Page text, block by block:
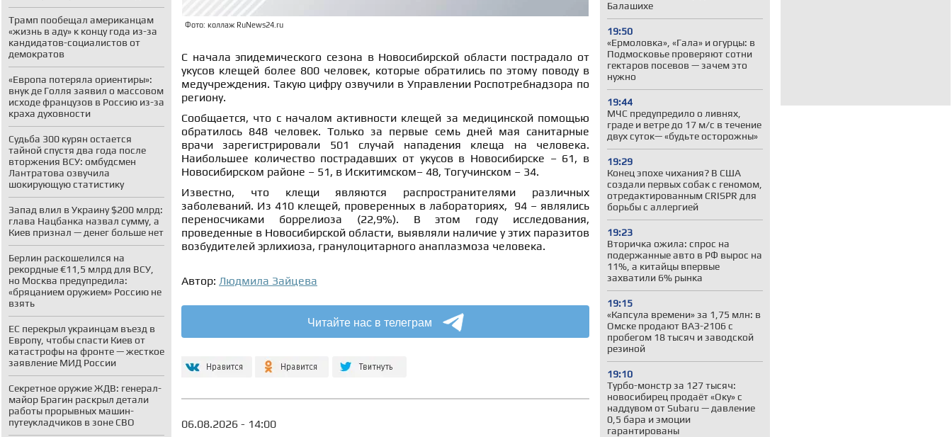
Трамп пообещал американцам
«жизнь в аду» к концу года из-за
кандидатов-социалистов от
демократов
«Европа потеряла ориентиры»:
внук де Голля заявил о массовом
исходе французов в Россию из-за
краха духовности
Судьба 300 курян остается
тайной спустя два года после
вторжения ВСУ: омбудсмен
Лантратова озвучила
шокирующую статистику
Запад влил в Украину $200 млрд:
глава Нацбанка назвал сумму, а
Киев признал — денег больше нет
Берлин раскошелился на
рекордные €11,5 млрд для ВСУ,
но Москва предупредила:
«бряцанием оружием» Россию не
взять
ЕС перекрыл украинцам въезд в
Европу, чтобы спасти Киев от
катастрофы на фронте — жесткое
заявление МИД России
Секретное оружие ЖДВ: генерал-
майор Брагин раскрыл детали
работы прорывных машин-
путеукладчиков в зоне СВО
Балашихе
19:50
«Ермоловка», «Гала» и огурцы: в
Подмосковье проверяют сотни
гектаров посевов — зачем это
нужно
19:44
МЧС предупредило о ливнях,
граде и ветре до 17 м/с в течение
двух суток— «будьте осторожны»
19:29
Конец эпохе чихания? В США
создали первых собак с геномом,
отредактированным CRISPR для
борьбы с аллергией
19:23
Вторичка ожила: спрос на
подержанные авто в РФ вырос на
11%, а китайцы впервые
захватили 6% рынка
19:15
«Капсула времени» за 1,75 млн: в
Омске продают ВАЗ-2106 с
пробегом 18 тысяч и заводской
резиной
19:10
Турбо-монстр за 127 тысяч:
новосибирец продаёт «Оку» с
наддувом от Subaru — давление
0,5 бара и эмоции
гарантированы
Фото: коллаж RuNews24.ru
С начала эпидемического сезона в Новосибирской области пострадало от
укусов клещей более 800 человек, которые обратились по этому поводу в
медучреждения. Такую цифру озвучили в Управлении Роспотребнадзора по
региону.
Сообщается, что с началом активности клещей за медицинской помощью
обратилось 848 человек. Только за первые семь дней мая санитарные
врачи зарегистрировали 501 случай нападения клеща на человека.
Наибольшее количество пострадавших от укусов в Новосибирске – 61, в
Новосибирском районе – 51, в Искитимском– 48, Тогучинском – 34.
Известно, что клещи являются распространителями различных
заболеваний. Из 410 клещей, проверенных в лабораториях, 94 – являлись
переносчиками боррелиоза (22,9%). В этом году исследования,
проведенные в Новосибирской области, выявляли наличие у этих паразитов
возбудителей эрлихиоза, гранулоцитарного анаплазмоза человека.
Автор: Людмила Зайцева
Читайте нас в телеграм
06.08.2026 - 14:00